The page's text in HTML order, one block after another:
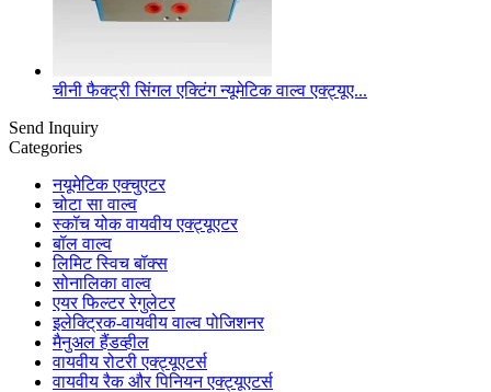
चीनी फैक्ट्री सिंगल एक्टिंग न्यूमेटिक वाल्व एक्ट्यूए...
Send Inquiry
Categories
नयूमेटिक एक्चुएटर
चोटा सा वाल्व
स्कॉच योक वायवीय एक्ट्यूएटर
बॉल वाल्व
लिमिट स्विच बॉक्स
सोनालिका वाल्व
एयर फिल्टर रेगुलेटर
इलेक्ट्रिक-वायवीय वाल्व पोजिशनर
मैनुअल हैंडव्हील
वायवीय रोटरी एक्ट्यूएटर्स
वायवीय रैक और पिनियन एक्ट्यूएटर्स